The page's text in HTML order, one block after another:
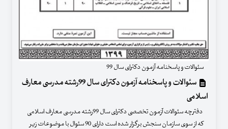
سئوالات و پاسخنامه آزمون دکترای سال 99
سئوالات و پاسخنامه آزمون دکترای سال 99رشته مدرسی معارف
اسلامی
دفترچه سئوالات آزمون تخصصی دکترای سال 99رشته مدرسی معارف اسلامی
که از سوی سازمان سنجش برگزار شده است دارای 90 سئوال با موضوعات زیر